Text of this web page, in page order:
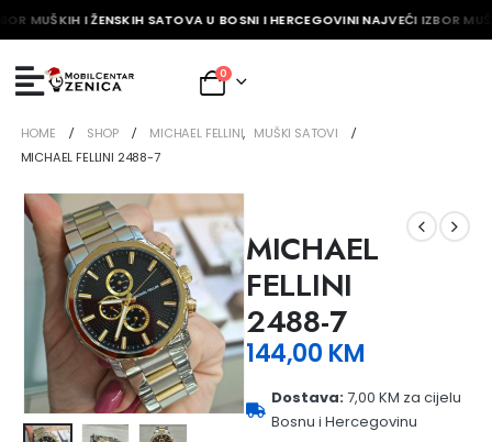
MUŠKIH I ŽENSKIH SATOVA U BOSNI I HERCEGOVINI NAJVEĆI IZBOR
0
HOME SHOP MICHAEL FELLINI, MUŠKI SATOVI
MICHAEL FELLINI 2488-7
MICHAEL
FELLINI
2488-7
144,00 KM
Dostava:7,00 KM za cijelu
Bosnu i Hercegovinu